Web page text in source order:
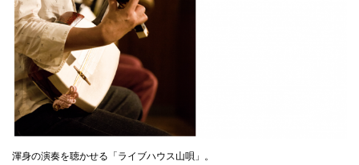
渾身の演奏を聴かせる「ライブハウス山唄」。